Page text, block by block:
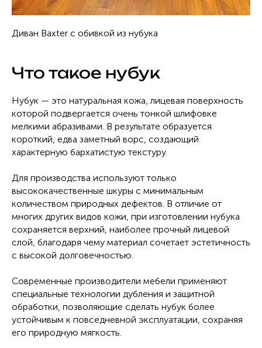
Диван Baxter с обивкой из нубука
Что такое нубук
Нубук — это натуральная кожа, лицевая поверхность
которой подвергается очень тонкой шлифовке
мелкими абразивами. В результате образуется
короткий, едва заметный ворс, создающий
характерную бархатистую текстуру.
Для производства используют только
высококачественные шкуры с минимальным
количеством природных дефектов. В отличие от
многих других видов кожи, при изготовлении нубука
сохраняется верхний, наиболее прочный лицевой
слой, благодаря чему материал сочетает эстетичность
с высокой долговечностью.
Современные производители мебели применяют
специальные технологии дубления и защитной
обработки, позволяющие сделать нубук более
устойчивым к повседневной эксплуатации, сохраняя
его природную мягкость.